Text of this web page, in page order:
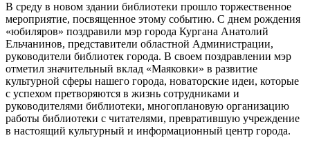
В среду в новом здании библиотеки прошло торжественное
мероприятие, посвященное этому событию. С днем рождения
«юбиляров» поздравили мэр города Кургана Анатолий
Ельчанинов, представители областной Администрации,
руководители библиотек города. В своем поздравлении мэр
отметил значительный вклад «Маяковки» в развитие
культурной сферы нашего города, новаторские идеи, которые
с успехом претворяются в жизнь сотрудниками и
руководителями библиотеки, многоплановую организацию
работы библиотеки с читателями, превратившую учреждение
в настоящий культурный и информационный центр города.